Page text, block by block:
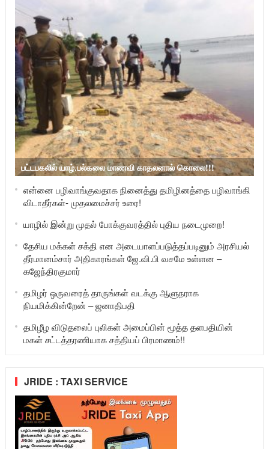
பட்டபகலில் யாழ்.பல்கலை மாணவி காதலனால் கொலை!!!
என்னை பழிவாங்குவதாக நினைத்து தமிழினத்தை பழிவாங்கி
விடாதீர்கள்- முதலமைச்சர் உரை!
யாழில் இன்று முதல் போக்குவரத்தில் புதிய நடைமுறை!
தேசிய மக்கள் சக்தி என அடையாளப்படுத்தப்படினும் அரசியல்
தீர்மானம்சார் அதிகாரங்கள் ஜே.வி.பி வசமே உள்ளன –
கஜேந்திரகுமார்
தமிழர் ஒருவரைத் தாருங்கள் வடக்கு ஆளுநராக
நியமிக்கின்றேன் – ஜனாதிபதி
தமிழீழ விடுதலைப் புலிகள் அமைப்பின் மூத்த தளபதியின்
மகள் சட்டத்தரணியாக சத்தியப் பிரமாணம்!!
JRIDE : TAXI SERVICE